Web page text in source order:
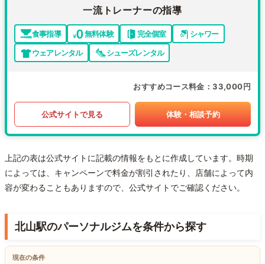
一流トレーナーの指導
食事指導 無料体験 完全個室
シャワー
ウェアレンタル
シューズレンタル
おすすめコース料金 33,000円
公式サイトで見る 体験・相談予約
上記の表は公式サイトに記載の情報をもとに作成しています。時期
によっては、キャンペーンで料金が割引されたり、店舗によって内
容が変わることもありますので、公式サイトでご確認ください。
北山駅のパーソナルジムを条件から探す
現在の条件